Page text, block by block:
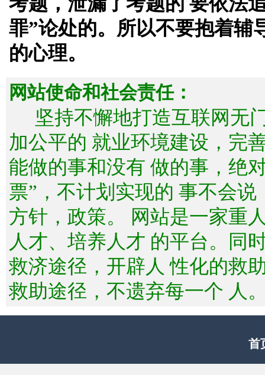
罪”论处的。所以不要抱着辅
的心理。
网站使命和社会责任：
坚持不懈地打造互联网无
加公平的 就业环境建设，完
能做的事和没有 做的事，绝
票”，不计划实现的 事不会
方针，政策。 网站是一家重
人才、培养人才 的平台。同
救济途径，开辟人 性化的救
救助途径，不遗弃每一个 人
首